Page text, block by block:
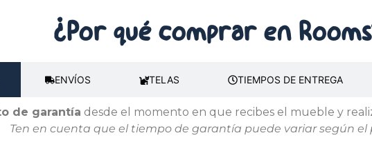
¿Por qué comprar en
ENVÍOS TELAS TIEMPOS DE ENTREGA
de garantía desde el momento en que recibes el mueble y
Ten en cuenta que el tiempo de garantía puede variar según el